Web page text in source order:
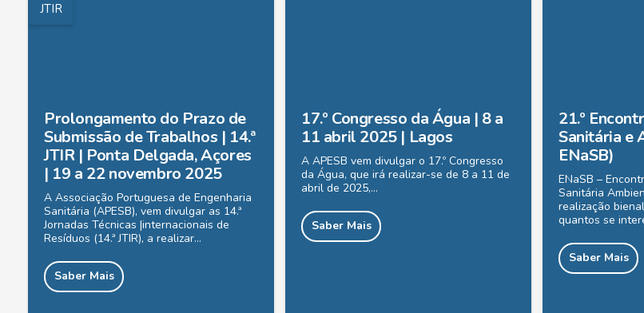
JTIR
Prolongamento do Prazo de
Submissão de Trabalhos | 14.ª
JTIR | Ponta Delgada, Açores
| 19 a 22 novembro 2025
A Associação Portuguesa de Engenharia
Sanitária (APESB), vem divulgar as 14.ª
Jornadas Técnicas |internacionais de
Resíduos (14.ª JTIR), a realizar…
Saber Mais
17.º Congresso da Água | 8 a
11 abril 2025 | Lagos
A APESB vem divulgar o 17.º Congresso
da Água, que irá realizar-se de 8 a 11 de
abril de 2025,…
Saber Mais
21.º
Sanitária e
ENaSB)
ENaSB –
Sanitária
realização
quantos se
Saber Mais